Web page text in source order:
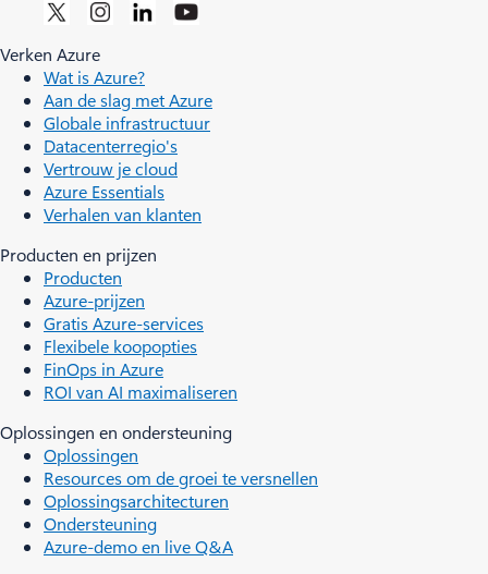
Verken Azure
Wat is Azure?
Aan de slag met Azure
Globale infrastructuur
Datacenterregio's
Vertrouw je cloud
Azure Essentials
Verhalen van klanten
Producten en prijzen
Producten
Azure-prijzen
Gratis Azure-services
Flexibele koopopties
FinOps in Azure
ROI van AI maximaliseren
Oplossingen en ondersteuning
Oplossingen
Resources om de groei te versnellen
Oplossingsarchitecturen
Ondersteuning
Azure-demo en live Q&A